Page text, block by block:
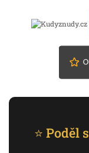
⭐ Poděl